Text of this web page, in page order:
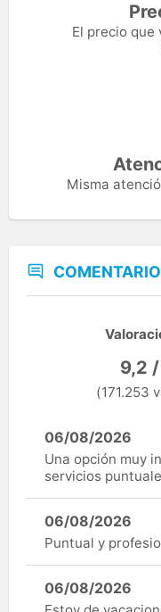
El precio que
Misma
9,2
(171.253
06/08/2026
Una opción muy
servicios
06/08/2026
Puntual y
06/08/2026